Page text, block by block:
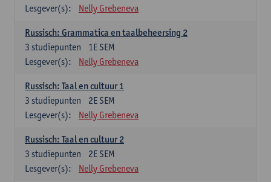
Lesgever(s):
Nelly Grebeneva
Russisch: Grammatica en taalbeheersing 2
1E SEM
3 studiepunten
Lesgever(s):
Nelly Grebeneva
Russisch: Taal en cultuur 1
2E SEM
3 studiepunten
Lesgever(s):
Nelly Grebeneva
Russisch: Taal en cultuur 2
2E SEM
3 studiepunten
Lesgever(s):
Nelly Grebeneva